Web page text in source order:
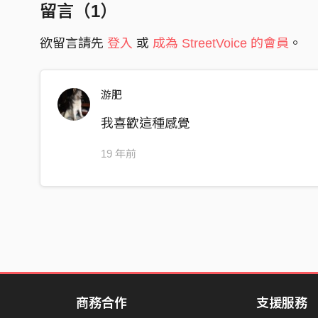
留言（1）
欲留言請先 登入 或 成為 StreetVoice 的會員 。
游肥
我喜歡這種感覺
19 年前
商務合作 支援服務